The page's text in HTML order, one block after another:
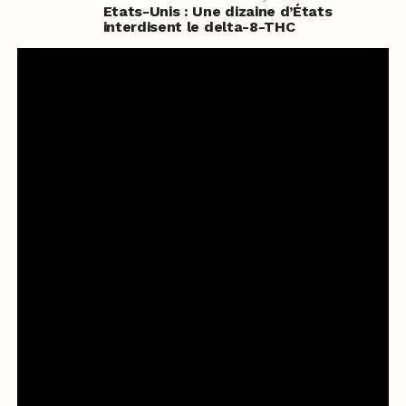
Etats-Unis : Une dizaine d’États
interdisent le delta-8-THC